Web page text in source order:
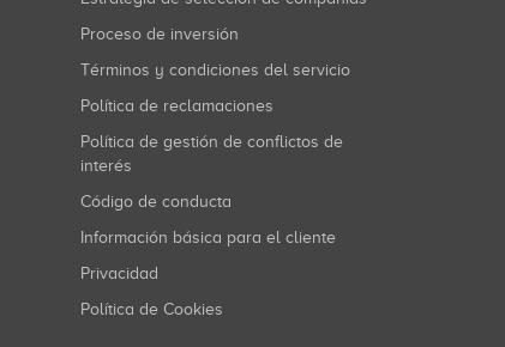
Proceso de inversión
Términos y condiciones del servicio
Política de reclamaciones
Política de gestión de conflictos de
interés
Código de conducta
Información básica para el cliente
Privacidad
Política de Cookies